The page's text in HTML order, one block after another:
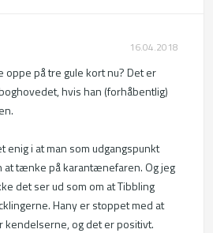
16.04.2018
oppe på tre gule kort nu? Det er
hvis han (forhåbentlig)
enig i at man som udgangspunkt
at tænke på karantænefaren. Og jeg
det ser ud som om at Tibbling
Hany er stoppet med at
kendelserne, og det er positivt.